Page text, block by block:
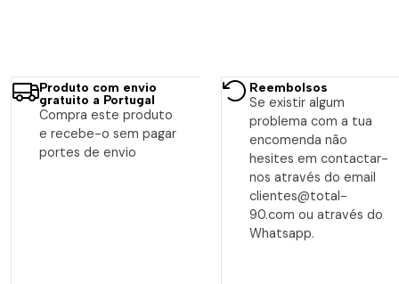
Produto com envio
gratuito a Portugal
Compra este produto
e recebe-o sem pagar
portes de envio
Reembolsos
Se existir algum
problema com a tua
encomenda não
hesites em contactar-
nos através do email
clientes@total-
90.com ou através do
Whatsapp.